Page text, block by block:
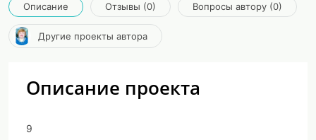
Описание Отзывы (0) Вопросы автору (0)
Другие проекты автора
Описание проекта
9